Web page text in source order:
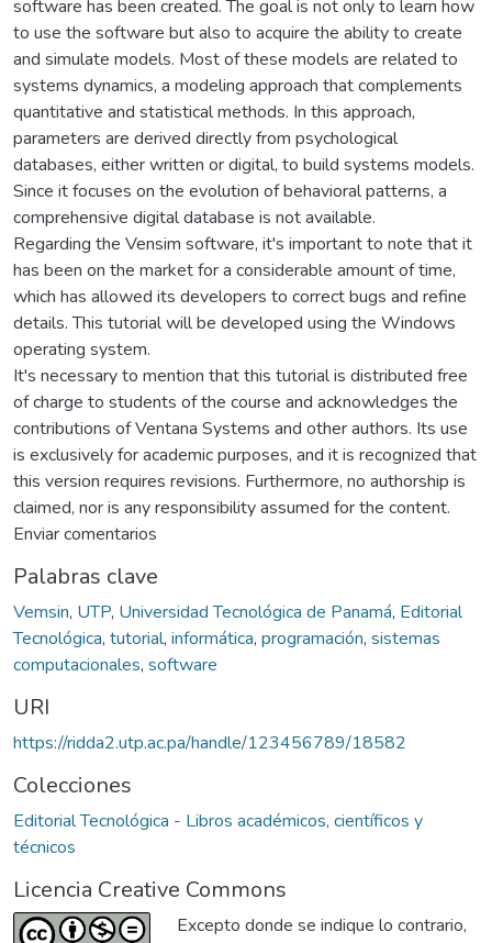
software has been created. The goal is not only to learn how
to use the software but also to acquire the ability to create
and simulate models. Most of these models are related to
systems dynamics, a modeling approach that complements
quantitative and statistical methods. In this approach,
parameters are derived directly from psychological
databases, either written or digital, to build systems models.
Since it focuses on the evolution of behavioral patterns, a
comprehensive digital database is not available.
Regarding the Vensim software, it's important to note that it
has been on the market for a considerable amount of time,
which has allowed its developers to correct bugs and refine
details. This tutorial will be developed using the Windows
operating system.
It's necessary to mention that this tutorial is distributed free
of charge to students of the course and acknowledges the
contributions of Ventana Systems and other authors. Its use
is exclusively for academic purposes, and it is recognized that
this version requires revisions. Furthermore, no authorship is
claimed, nor is any responsibility assumed for the content.
Enviar comentarios
Palabras clave
Vemsin, UTP, Universidad Tecnológica de Panamá, Editorial
Tecnológica, tutorial, informática, programación, sistemas
computacionales, software
URI
https://ridda2.utp.ac.pa/handle/123456789/18582
Colecciones
Editorial Tecnológica - Libros académicos, científicos y
técnicos
Licencia Creative Commons
Excepto donde se indique lo contrario,